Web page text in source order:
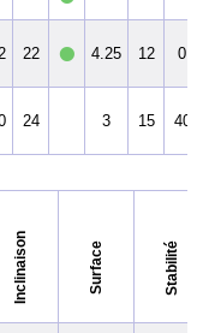
22 • 4.25 12 0
24 3 15 40
Inclinaison Surface Stabilité